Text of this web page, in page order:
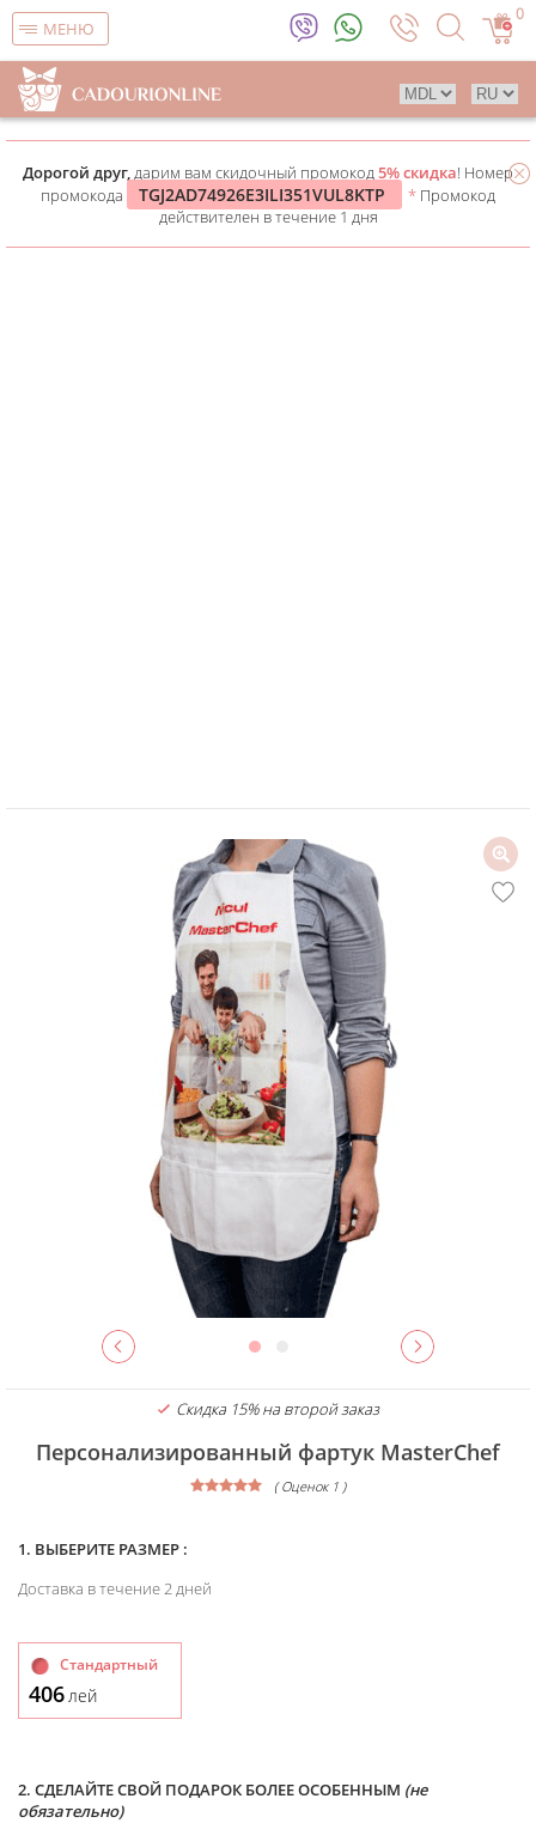
МЕНЮ
0
Дорогой друг,дарим вам скидочный промокод5% скидка! Номер
промокода
TGJ2AD74926E3ILI351VUL8KTP * Промокод
действителен в течение 1 дня
Скидка 15% на второй заказ
Персонализированный фартук MasterChef
( Оценок 1 )
1. ВЫБЕРИТЕ РАЗМЕР :
Доставка в течение 2 дней
Стандартный
406лей
2. СДЕЛАЙТЕ СВОЙ ПОДАРОК БОЛЕЕ ОСОБЕННЫМ (не
обязательно)